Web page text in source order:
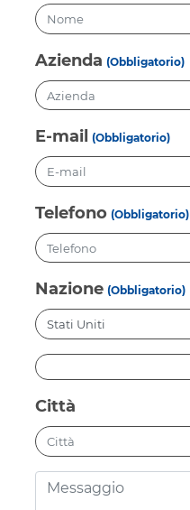
Azienda (Obbligatorio)
E-mail (Obbligatorio)
Telefono (Obbligatorio)
Nazione (Obbligatorio)
Città